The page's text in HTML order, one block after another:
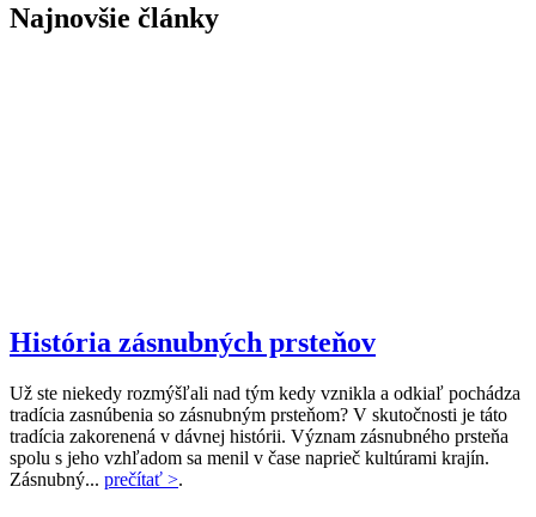
Najnovšie články
História zásnubných prsteňov
Už ste niekedy rozmýšľali nad tým kedy vznikla a odkiaľ pochádza
tradícia zasnúbenia so zásnubným prsteňom? V skutočnosti je táto
tradícia zakorenená v dávnej histórii. Význam zásnubného prsteňa
spolu s jeho vzhľadom sa menil v čase naprieč kultúrami krajín.
Zásnubný... prečítať >.